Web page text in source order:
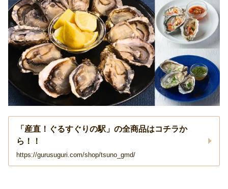
「産直！ぐるすぐりの駅」の全商品はコチラか
ら！！
https://gurusuguri.com/shop/tsuno_gmd/